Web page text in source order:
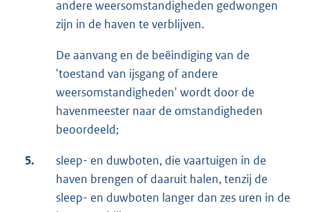
andere weersomstandigheden gedwongen
zijn in de haven te verblijven.
De aanvang en de beëindiging van de
'toestand van ijsgang of andere
weersomstandigheden' wordt door de
havenmeester naar de omstandigheden
beoordeeld;
5.
sleep- en duwboten, die vaartuigen in de
haven brengen of daaruit halen, tenzij de
sleep- en duwboten langer dan zes uren in de